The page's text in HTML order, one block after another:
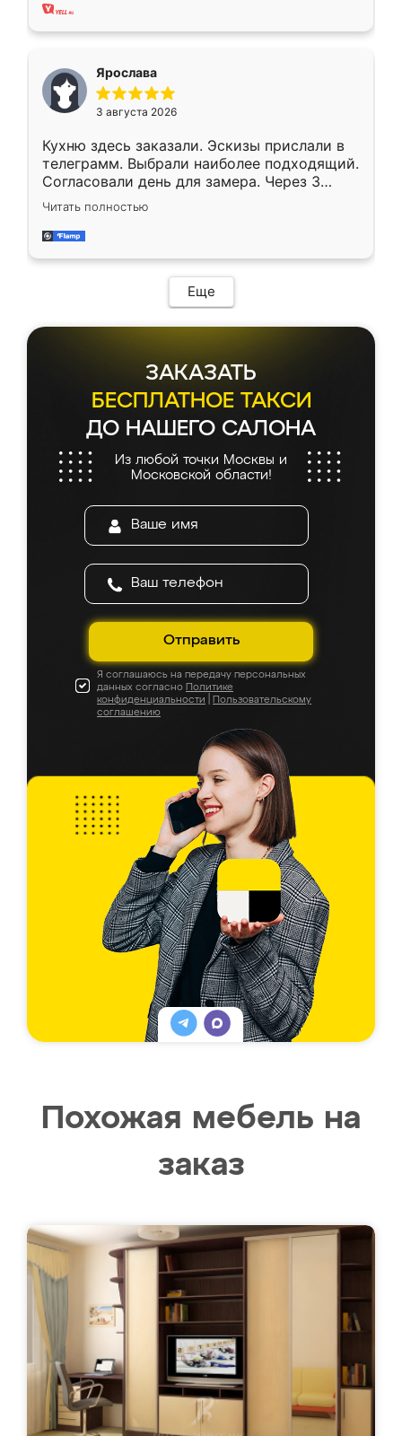
Ярослава
3 августа 2026
Кухню здесь заказали. Эскизы прислали в
телеграмм. Выбрали наиболее подходящий.
Согласовали день для замера. Через 3
недели кухня была уже готова. Остались
довольны работой. Спасибо Ренессанс
мебель за качественную работу!
Читать полностью
Еще
ЗАКАЗАТЬ
БЕСПЛАТНОЕ ТАКСИ
ДО НАШЕГО САЛОНА
Из любой точки Москвы и
Московской области!
Отправить
Я соглашаюсь на передачу персональных
данных согласно Политике
конфиденциальности
Пользовательскому
соглашению
Похожая мебель на
заказ